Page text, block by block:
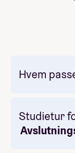
Hvem
Studietur